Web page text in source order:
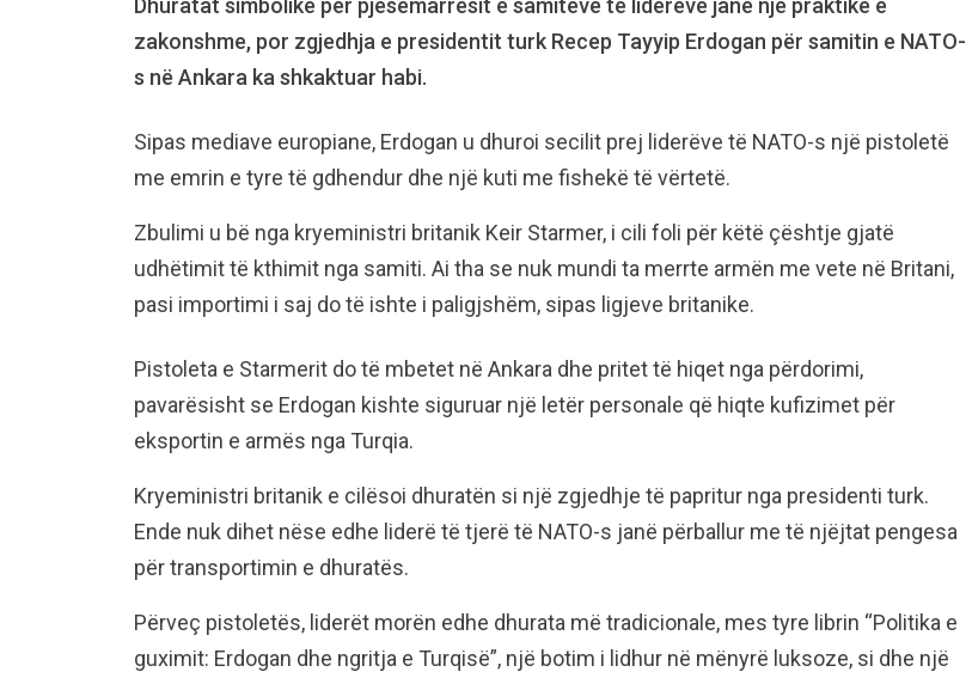
Dhuratat simbolike për pjesëmarrësit e samiteve të liderëve janë një praktikë e
zakonshme, por zgjedhja e presidentit turk Recep Tayyip Erdogan për samitin e NATO-
s në Ankara ka shkaktuar habi.
Sipas mediave europiane, Erdogan u dhuroi secilit prej liderëve të NATO-s një pistoletë
me emrin e tyre të gdhendur dhe një kuti me fishekë të vërtetë.
Zbulimi u bë nga kryeministri britanik Keir Starmer, i cili foli për këtë çështje gjatë
udhëtimit të kthimit nga samiti. Ai tha se nuk mundi ta merrte armën me vete në Britani,
pasi importimi i saj do të ishte i paligjshëm, sipas ligjeve britanike.
Pistoleta e Starmerit do të mbetet në Ankara dhe pritet të hiqet nga përdorimi,
pavarësisht se Erdogan kishte siguruar një letër personale që hiqte kufizimet për
eksportin e armës nga Turqia.
Kryeministri britanik e cilësoi dhuratën si një zgjedhje të papritur nga presidenti turk.
Ende nuk dihet nëse edhe liderë të tjerë të NATO-s janë përballur me të njëjtat pengesa
për transportimin e dhuratës.
Përveç pistoletës, liderët morën edhe dhurata më tradicionale, mes tyre librin “Politika e
guximit: Erdogan dhe ngritja e Turqisë”, një botim i lidhur në mënyrë luksoze, si dhe një